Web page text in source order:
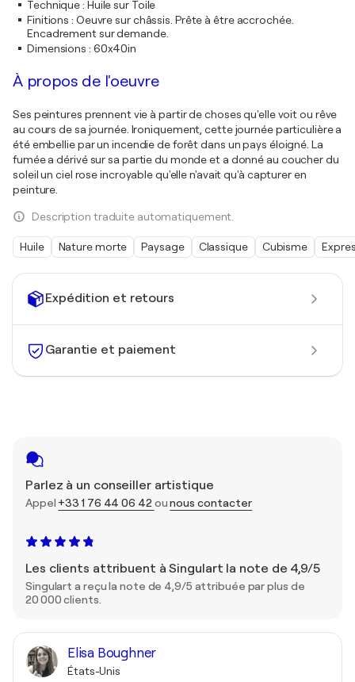
Expédition et retours
Garantie et paiement
Parlez à un conseiller artistique
Appel +33 1 76 44 06 42 ounous contacter
Les clients attribuent à Singulart la note de 4,9/5
Singulart a reçu la note de 4,9/5 attribuée par plus de
20 000 clients.
Elisa Boughner
États-Unis
Technique: Huile sur Toile
Finitions : Oeuvre sur châssis. Prête à être accrochée.
Encadrement sur demande.
Dimensions : 60x40in
À propos de l'oeuvre
Ses peintures prennent vie à partir de choses qu'elle voit ou rêve
au cours de sa journée. Ironiquement, cette journée particulière a
été embellie par un incendie de forêt dans un pays éloigné. La
fumée a dérivé sur sa partie du monde et a donné au coucher du
soleil un ciel rose incroyable qu'elle n'avait qu'à capturer en
peinture.
Description traduite automatiquement.
Huile Nature morte Paysage Classique Cubisme